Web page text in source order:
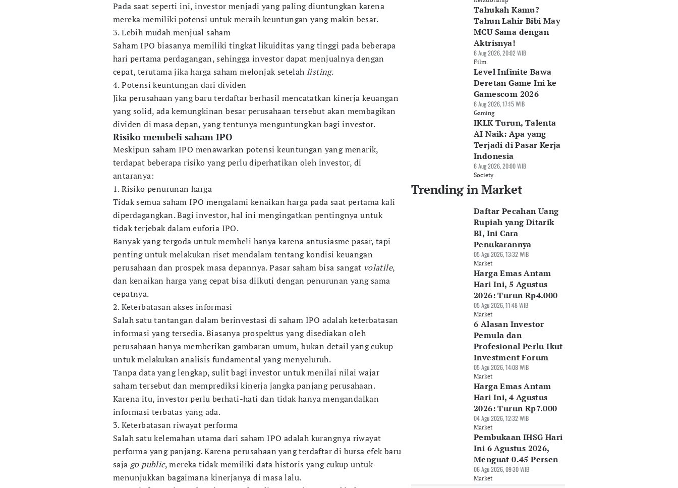
Pada saat seperti ini, investor menjadi yang paling diuntungkan karena
mereka memiliki potensi untuk meraih keuntungan yang makin besar.
3. Lebih mudah menjual saham
Saham IPO biasanya memiliki tingkat likuiditas yang tinggi pada beberapa
hari pertama perdagangan, sehingga investor dapat menjualnya dengan
cepat, terutama jika harga saham melonjak setelah listing.
4. Potensi keuntungan dari dividen
Jika perusahaan yang baru terdaftar berhasil mencatatkan kinerja keuangan
yang solid, ada kemungkinan besar perusahaan tersebut akan membagikan
dividen di masa depan, yang tentunya menguntungkan bagi investor.
Risiko membeli saham IPO
Meskipun saham IPO menawarkan potensi keuntungan yang menarik,
terdapat beberapa risiko yang perlu diperhatikan oleh investor, di
antaranya:
1. Risiko penurunan harga
Tidak semua saham IPO mengalami kenaikan harga pada saat pertama kali
diperdagangkan. Bagi investor, hal ini mengingatkan pentingnya untuk
tidak terjebak dalam euforia IPO.
Banyak yang tergoda untuk membeli hanya karena antusiasme pasar, tapi
penting untuk melakukan riset mendalam tentang kondisi keuangan
perusahaan dan prospek masa depannya. Pasar saham bisa sangat volatile,
dan kenaikan harga yang cepat bisa diikuti dengan penurunan yang sama
cepatnya.
2. Keterbatasan akses informasi
Salah satu tantangan dalam berinvestasi di saham IPO adalah keterbatasan
informasi yang tersedia. Biasanya prospektus yang disediakan oleh
perusahaan hanya memberikan gambaran umum, bukan detail yang cukup
untuk melakukan analisis fundamental yang menyeluruh.
Tanpa data yang lengkap, sulit bagi investor untuk menilai nilai wajar
saham tersebut dan memprediksi kinerja jangka panjang perusahaan.
Karena itu, investor perlu berhati-hati dan tidak hanya mengandalkan
informasi terbatas yang ada.
3. Keterbatasan riwayat performa
Salah satu kelemahan utama dari saham IPO adalah kurangnya riwayat
performa yang panjang. Karena perusahaan yang terdaftar di bursa efek baru
saja go public, mereka tidak memiliki data historis yang cukup untuk
menunjukkan bagaimana kinerjanya di masa lalu.
Tahukah Kamu?
Tahun Lahir Bibi May
MCU Sama dengan
Aktrisnya!
6 Aug 2026, 20:02 WIB
Film
Level Infinite Bawa
Deretan Game Ini ke
Gamescom 2026
6 Aug 2026, 17:15 WIB
Gaming
IKLK Turun, Talenta
AI Naik: Apa yang
Terjadi di Pasar Kerja
Indonesia
6 Aug 2026, 20:00 WIB
Society
Trending in Market
Daftar Pecahan Uang
Rupiah yang Ditarik
BI, Ini Cara
Penukarannya
05 Agu 2026, 13:32 WIB
Market
Harga Emas Antam
Hari Ini, 5 Agustus
2026: Turun Rp4.000
05 Agu 2026, 11:48 WIB
Market
6 Alasan Investor
Pemula dan
Profesional Perlu Ikut
Investment Forum
05 Agu 2026, 14:08 WIB
Market
Harga Emas Antam
Hari Ini, 4 Agustus
2026: Turun Rp7.000
04 Agu 2026, 12:32 WIB
Market
Pembukaan IHSG Hari
Ini 6 Agustus 2026,
Menguat 0.45 Persen
06 Agu 2026, 09:30 WIB
Market